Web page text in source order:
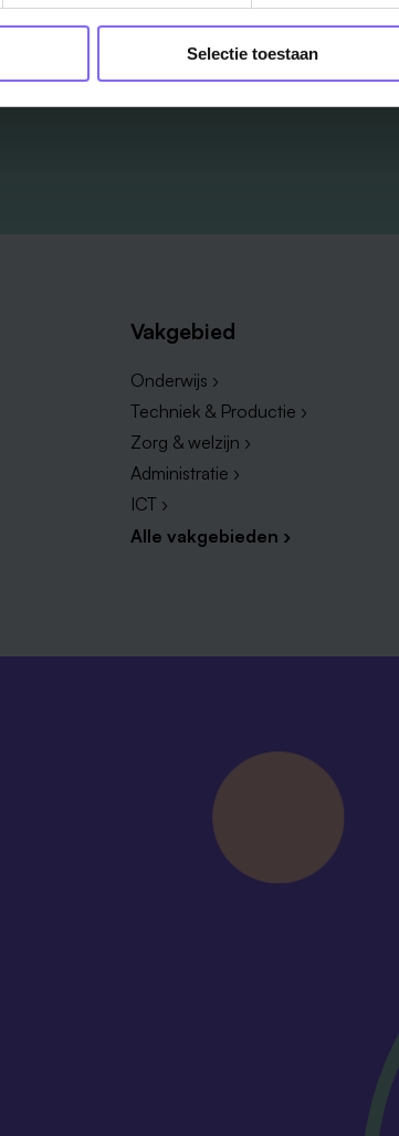
Selectie toestaan
Job Alert instellen
Vakgebied
Onderwijs ›
Techniek & Productie ›
Zorg & welzijn ›
Administratie ›
ICT ›
Alle vakgebieden ›